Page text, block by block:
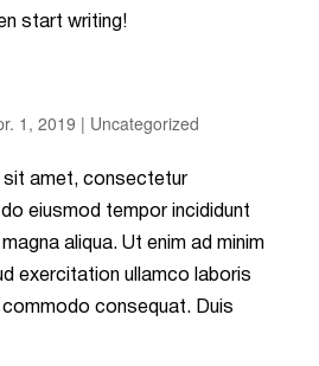
start writing!
1, 2019 | Uncategorized
sit amet, consectetur
eiusmod tempor incididunt
aliqua. Ut enim ad minim
exercitation ullamco laboris
commodo consequat. Duis